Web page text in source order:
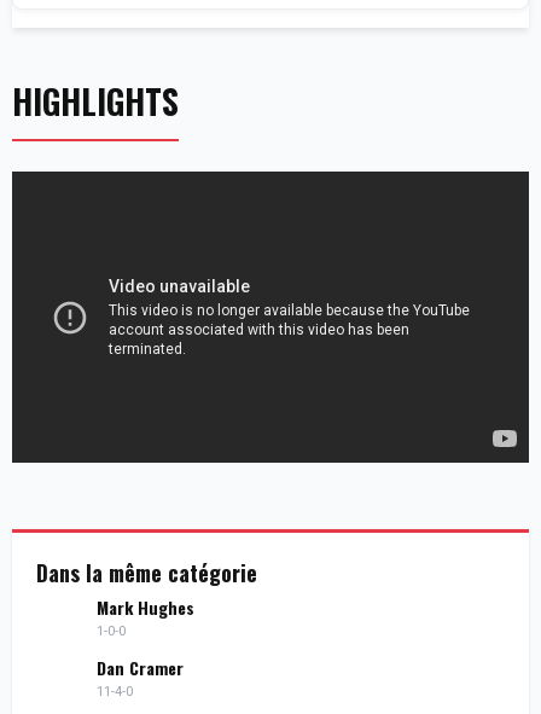
HIGHLIGHTS
Dans la même catégorie
Mark Hughes
1-0-0
Dan Cramer
11-4-0